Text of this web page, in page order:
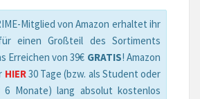
Mitglied von Amazon erhaltet ihr
einen Großteil des Sortiments
Erreichen von 39€ GRATIS! Amazon
HIER30 Tage (bzw. als Student oder
6 Monate) lang absolut kostenlos